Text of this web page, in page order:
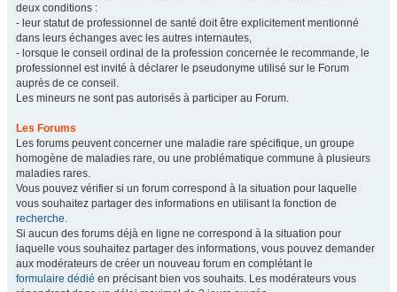
deux conditions :
- leur statut de professionnel de santé doit être explicitement mentionné
dans leurs échanges avec les autres internautes,
- lorsque le conseil ordinal de la profession concernée le recommande, le
professionnel est invité à déclarer le pseudonyme utilisé sur le Forum
auprès de ce conseil.
Les mineurs ne sont pas autorisés à participer au Forum.
Les Forums
Les forums peuvent concerner une maladie rare spécifique, un groupe
homogène de maladies rare, ou une problématique commune à plusieurs
maladies rares.
Vous pouvez vérifier si un forum correspond à la situation pour laquelle
vous souhaitez partager des informations en utilisant la fonction de
recherche.
Si aucun des forums déjà en ligne ne correspond à la situation pour
laquelle vous souhaitez partager des informations, vous pouvez demander
aux modérateurs de créer un nouveau forum en complétant le
formulaire dédié en précisant bien vos souhaits. Les modérateurs vous